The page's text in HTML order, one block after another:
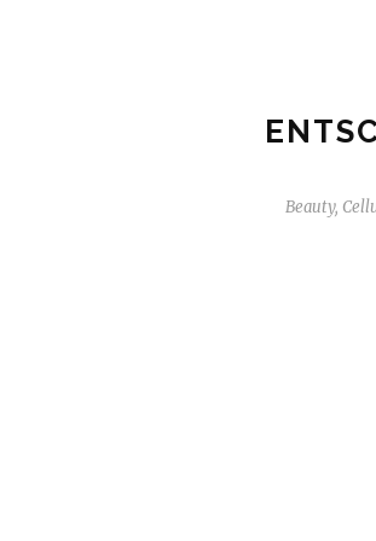
Beauty,